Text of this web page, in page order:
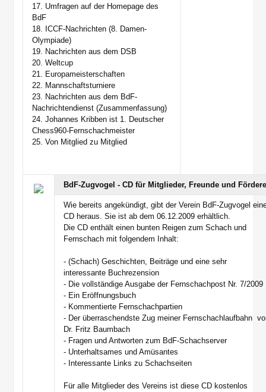
17. Umfragen auf der Homepage des
BdF
18. ICCF-Nachrichten (8. Damen-
Olympiade)
19. Nachrichten aus dem DSB
20. Weltcup
21. Europameisterschaften
22. Mannschaftsturniere
23. Nachrichten aus dem BdF-
Nachrichtendienst (Zusammenfassung)
24. Johannes Kribben ist 1. Deutscher
Chess960-Fernschachmeister
25. Von Mitglied zu Mitglied
BdF-Zugvogel - CD für Mitglieder, Freunde und
Wie bereits angekündigt, gibt der Verein BdF-Zugvogel
CD heraus. Sie ist ab dem 06.12.2009 erhältlich.
Die CD enthält einen bunten Reigen zum Schach und
Fernschach mit folgendem Inhalt:
- (Schach) Geschichten, Beiträge und eine sehr
interessante Buchrezension
- Die vollständige Ausgabe der Fernschachpost Nr. 7/2009
- Ein Eröffnungsbuch
- Kommentierte Fernschachpartien
- Der überraschendste Zug meiner Fernschachlaufbahn 
Dr. Fritz Baumbach
- Fragen und Antworten zum BdF-Schachserver
- Unterhaltsames und Amüsantes
- Interessante Links zu Schachseiten
Für alle Mitglieder des Vereins ist diese CD kostenlos